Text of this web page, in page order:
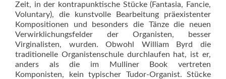
Zeit, in der kontrapunktische Stücke (Fantasia, Fancie,
Voluntary), die kunstvolle Bearbeitung präexistenter
Kompositionen und besonders die Tänze die neuen
Verwirklichungsfelder der Organisten, besser
Virginalisten, wurden. Obwohl William Byrd die
traditionelle Organistenschule durchlaufen hat, ist er,
anders als die im Mulliner Book vertreten
Komponisten, kein typischer Tudor-Organist. Stücke